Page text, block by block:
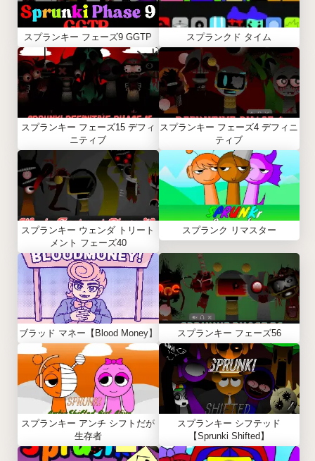
スプランキー フェーズ9 GGTP スプランクド タイム
スプランキー フェーズ15 デフィ
ニティブ
スプランキー フェーズ4 デフィニ
ティブ
スプランキー ウェンダ トリート
メント フェーズ40
スプランク リマスター
ブラッド マネー【Blood Money】 スプランキー フェーズ56
スプランキー アンチ シフトだが
生存者
スプランキー シフテッド
【Sprunki Shifted】